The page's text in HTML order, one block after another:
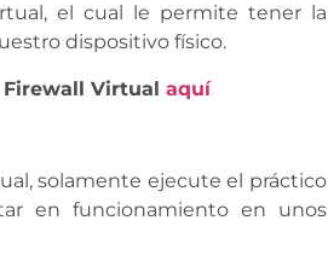
el cual le permite tener la
dispositivo físico.
Firewall Virtual aquí
solamente ejecute el práctico
en funcionamiento en unos